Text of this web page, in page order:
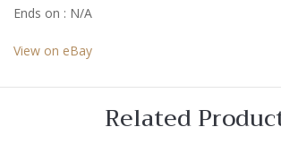
Ends on : N/A
View on eBay
Related